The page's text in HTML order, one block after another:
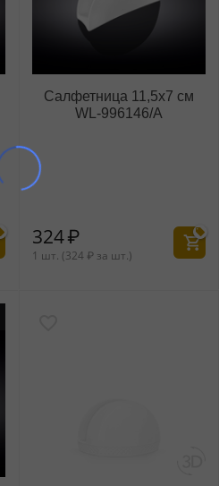
Салфетница 11,5x7 см
WL‑996146/A
324₽
1 шт. (324 ₽ за шт.)